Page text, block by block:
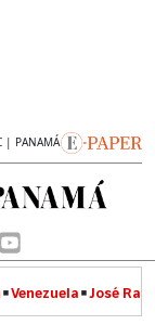
| PANAMÁ
Venezuela José